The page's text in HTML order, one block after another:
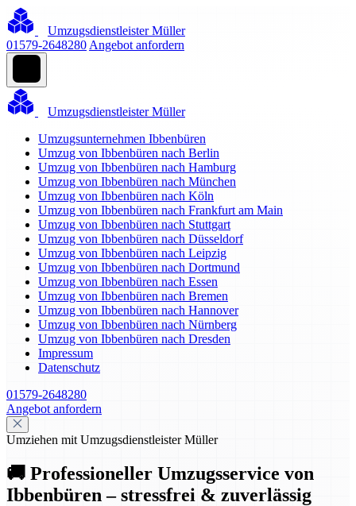
Umzugsdienstleister Müller
01579-2648280 Angebot anfordern
Umzugsdienstleister Müller
Umzugsunternehmen Ibbenbüren
Umzug von Ibbenbüren nach Berlin
Umzug von Ibbenbüren nach Hamburg
Umzug von Ibbenbüren nach München
Umzug von Ibbenbüren nach Köln
Umzug von Ibbenbüren nach Frankfurt am Main
Umzug von Ibbenbüren nach Stuttgart
Umzug von Ibbenbüren nach Düsseldorf
Umzug von Ibbenbüren nach Leipzig
Umzug von Ibbenbüren nach Dortmund
Umzug von Ibbenbüren nach Essen
Umzug von Ibbenbüren nach Bremen
Umzug von Ibbenbüren nach Hannover
Umzug von Ibbenbüren nach Nürnberg
Umzug von Ibbenbüren nach Dresden
Impressum
Datenschutz
01579-2648280
Angebot anfordern
Umziehen mit Umzugsdienstleister Müller
🚚 Professioneller Umzugsservice von
Ibbenbüren – stressfrei & zuverlässig